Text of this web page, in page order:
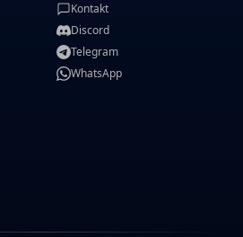
Kontakt
Discord
Telegram
WhatsApp